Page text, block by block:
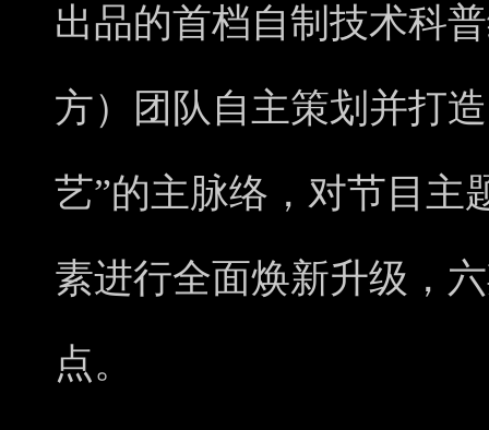
出品的首档自制技术科
方）团队自主策划并打
艺”的主脉络，对节目主
素进行全面焕新升级，
点。